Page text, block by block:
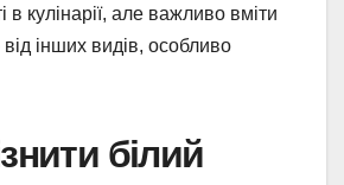
в кулінарії, але важливо вміти
від інших видів, особливо
білий